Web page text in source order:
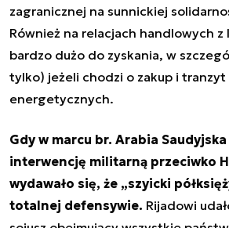
zagranicznej na sunnickiej
Również na relacjach handlowych z
bardzo dużo do zyskania, w
tylko) jeżeli chodzi o zakup i
energetycznych.
Gdy w marcu br. Arabia
interwencję militarną przeciwko
wydawało się, że „szyicki
totalnej defensywie. Rijadowi